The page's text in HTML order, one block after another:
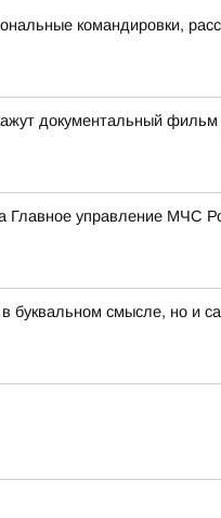
командировки,
документальный
Главное управление МЧС
смысле, но и